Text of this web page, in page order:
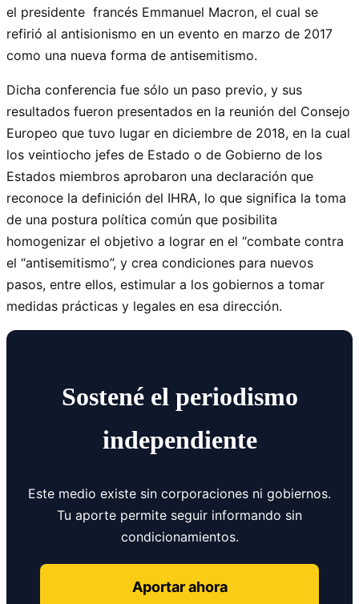
el presidente francés Emmanuel Macron, el cual se
refirió al antisionismo en un evento en marzo de 2017
como una nueva forma de antisemitismo.
Dicha conferencia fue sólo un paso previo, y sus
resultados fueron presentados en la reunión del Consejo
Europeo que tuvo lugar en diciembre de 2018, en la cual
los veintiocho jefes de Estado o de Gobierno de los
Estados miembros aprobaron una declaración que
reconoce la definición del IHRA, lo que significa la toma
de una postura política común que posibilita
homogenizar el objetivo a lograr en el “combate contra
el “antisemitismo”, y crea condiciones para nuevos
pasos, entre ellos, estimular a los gobiernos a tomar
medidas prácticas y legales en esa dirección.
Sostené el periodismo
independiente
Este medio existe sin corporaciones ni gobiernos.
Tu aporte permite seguir informando sin
condicionamientos.
Aportar ahora